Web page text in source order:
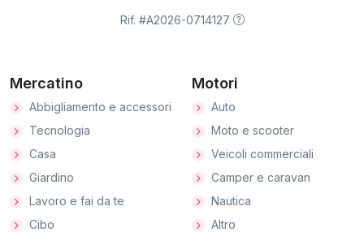
Rif. #A2026-0714127
Mercatino
Abbigliamento e accessori
Tecnologia
Casa
Giardino
Lavoro e fai da te
Cibo
Motori
Auto
Moto e scooter
Veicoli commerciali
Camper e caravan
Nautica
Altro